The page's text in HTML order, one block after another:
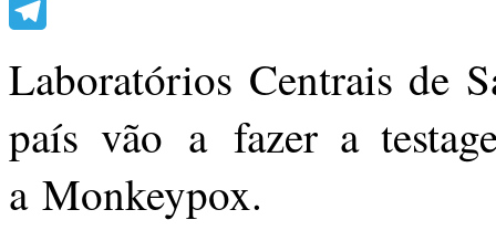
WhatsApp
Laboratórios Centrais de
país vão a fazer a
a Monkeypox.